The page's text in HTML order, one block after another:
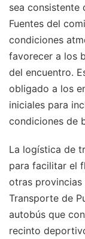
sea consistente
Fuentes del
condiciones
favorecer a los
del encuentro.
obligado a los
iniciales para
condiciones de
La logística de
para facilitar el
otras provincias
Transporte de
autobús que
recinto